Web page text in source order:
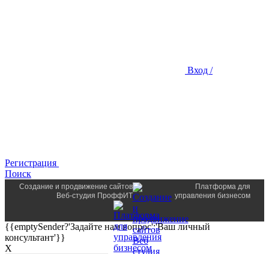
Вход /
Регистрация
Поиск
Создание и продвижение сайтов
Веб-студия ПроффИТ
Платформа для
управления бизнесом
{{emptySender?'Задайте нам вопрос':'Ваш личный
консультант'}}
Х